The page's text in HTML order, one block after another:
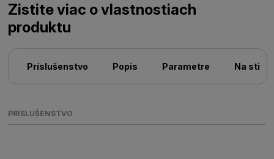
Zistite viac o vlastnostiach
produktu
Príslušenstvo Popis Parametre Na
PRÍSLUŠENSTVO